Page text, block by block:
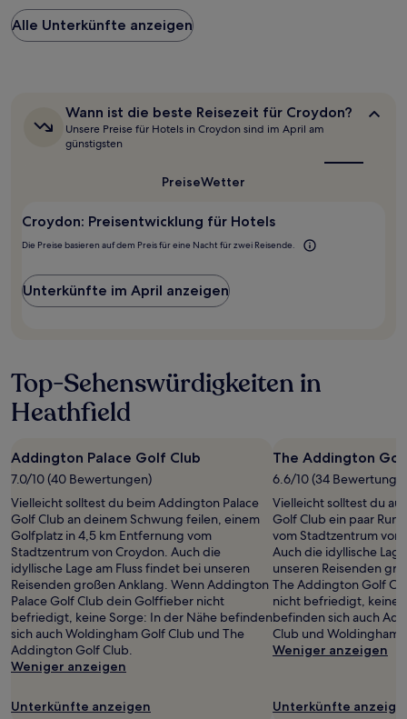
Preis
pro
Nacht,
24 Stunden
von
2 Erwachsenen
wurde.
Preise
und
können
zusätzliche
gelten.
Alle Unterkünfte anzeigen
Wann
ist
die
beste
Wann ist die beste Reisezeit für Croydon?
Unsere Preise für Hotels in Croydon sind im April am
günstigsten
PreiseWetter
Croydon: Preisentwicklung für Hotels
Die Preise basieren auf dem Preis für eine Nacht für zwei Reisende.
Unterkünfte im April anzeigen
Top-Sehenswürdigkeiten in
Heathfield
Addington Palace Golf Club
7.0/10 (40 Bewertungen)
Vielleicht solltest du beim Addington Palace
Golf Club an deinem Schwung feilen, einem
Golfplatz in 4,5 km Entfernung vom
Stadtzentrum von Croydon. Auch die
idyllische Lage am Fluss findet bei unseren
Reisenden großen Anklang. Wenn Addington
Palace Golf Club dein Golffieber nicht
befriedigt, keine Sorge: In der Nähe befinden
sich auch Woldingham Golf Club und The
Addington Golf Club.
Weniger anzeigen
Unterkünfte anzeigen
The Addington
6.6/10 (34
Vielleicht solltest du
Golf Club ein paar
vom Stadtzentrum
Auch die idyllische
unseren Reisenden
The Addington Golf
nicht befriedigt, keine
befinden sich auch
Club und Woldingham
Weniger anzeigen
Unterkünfte